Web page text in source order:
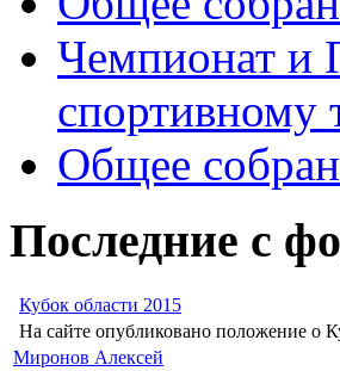
Чемпионат и
спортивному
Общее
Последние с
Кубок области 2015
На сайте опубликовано положение о
Миронов Алексей